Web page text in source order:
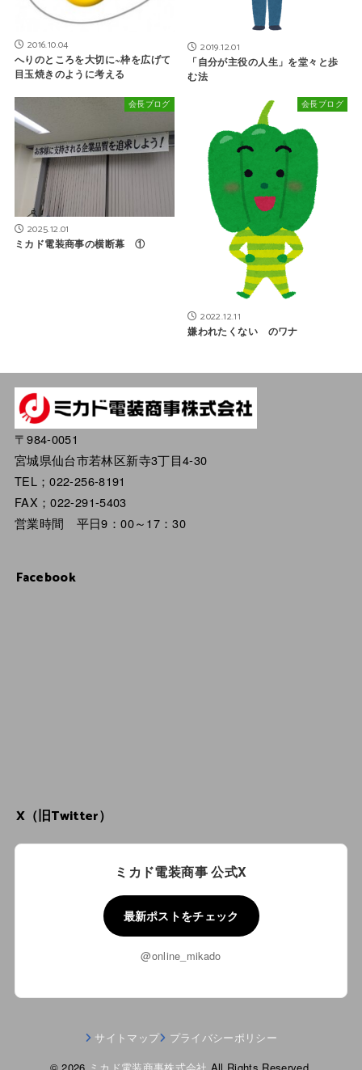
2016.10.04
へりのところを大切に~枠を広げて
目玉焼きのように考える
2019.12.01
「自分が主役の人生」を堂々と歩
む法
会長ブログ
2025.12.01
ミカド電装商事の横断幕 ①
会長ブログ
2022.12.11
嫌われたくない のワナ
〒984-0051
宮城県仙台市若林区新寺3丁目4-30
TEL；022-256-8191
FAX；022-291-5403
営業時間 平日9：00～17：30
Facebook
X（旧Twitter）
ミカド電装商事 公式X
最新ポストをチェック
@online_mikado
サイトマップ
プライバシーポリシー
© 2026 ミカド電装商事株式会社 All Rights Reserved.